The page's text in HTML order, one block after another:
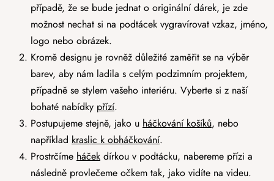
případě, že se bude jednat o originální dárek, je zde
možnost nechat si na podtácek vygravírovat vzkaz, jméno,
logo nebo obrázek.
Kromě designu je rovněž důležité zaměřit se na výběr
barev, aby nám ladila s celým podzimním projektem,
případně se stylem vašeho interiéru. Vyberte si z naší
bohaté nabídky přízí.
Postupujeme stejně, jako u háčkování košíků, nebo
například kraslic k obháčkování.
Prostrčíme háček dírkou v podtácku, nabereme přízi a
následně provlečeme očkem tak, jako vidíte na videu.